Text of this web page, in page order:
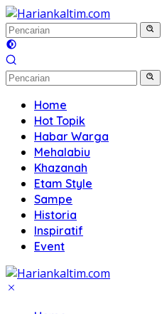
Langsung
ke
konten
Home
Hot Topik
Habar Warga
Mehalabiu
Khazanah
Etam Style
Sampe
Historia
Inspiratif
Event